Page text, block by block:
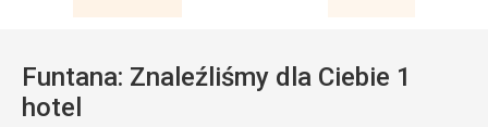
Funtana: Znaleźliśmy dla Ciebie 1
hotel